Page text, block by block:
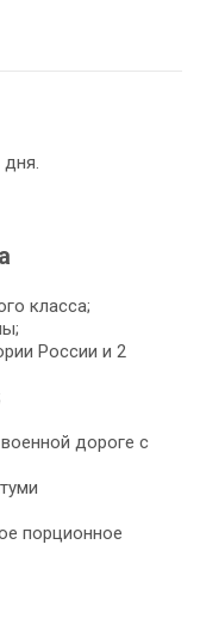
класса;
России и 2
дороге с
порционное